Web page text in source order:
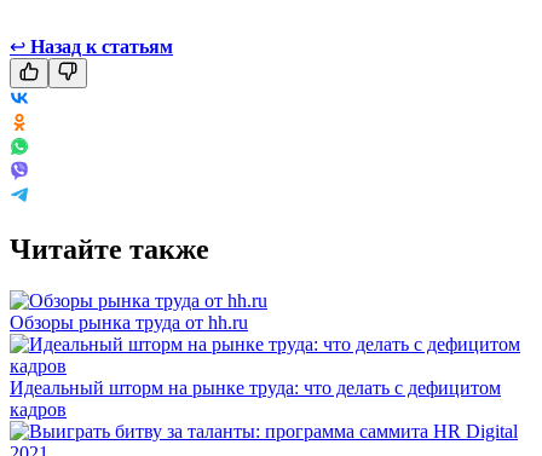
↩ Назад к статьям
Читайте также
Обзоры рынка труда от hh.ru
Идеальный шторм на рынке труда: что делать с дефицитом
кадров